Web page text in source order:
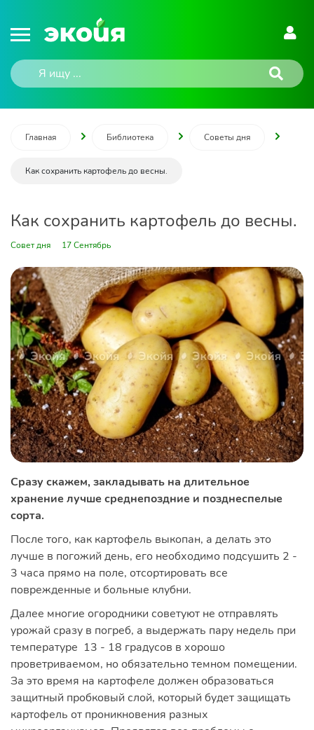
Главная Библиотека Советы дня
Как сохранить картофель до весны.
Как сохранить картофель до весны.
Совет дня 17 Сентябрь
Сразу скажем, закладывать на длительное
хранение лучше среднепоздние и позднеспелые
сорта.
После того, как картофель выкопан, а делать это
лучше в погожий день, его необходимо подсушить 2 -
3 часа прямо на поле, отсортировать все
поврежденные и больные клубни.
Далее многие огородники советуют не отправлять
урожай сразу в погреб, а выдержать пару недель при
температуре 13 - 18 градусов в хорошо
проветриваемом, но обязательно темном помещении.
За это время на картофеле должен образоваться
защитный пробковый слой, который будет защищать
картофель от проникновения разных